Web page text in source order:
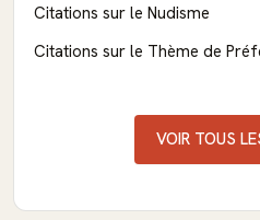
Citations sur le Nudisme
Citations sur le Thème de
VOIR TOUS